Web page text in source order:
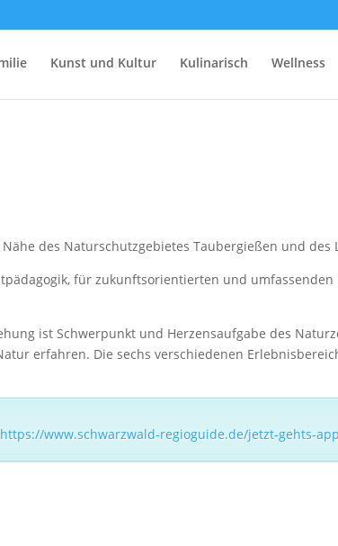
Kunst und Kultur Kulinarisch Wellness
des Naturschutzgebietes Taubergießen und des
für zukunftsorientierten und
ist Schwerpunkt und Herzensaufgabe des
erfahren. Die sechs verschiedenen
https://www.schwarzwald-regioguide.de/jetzt-gehts-